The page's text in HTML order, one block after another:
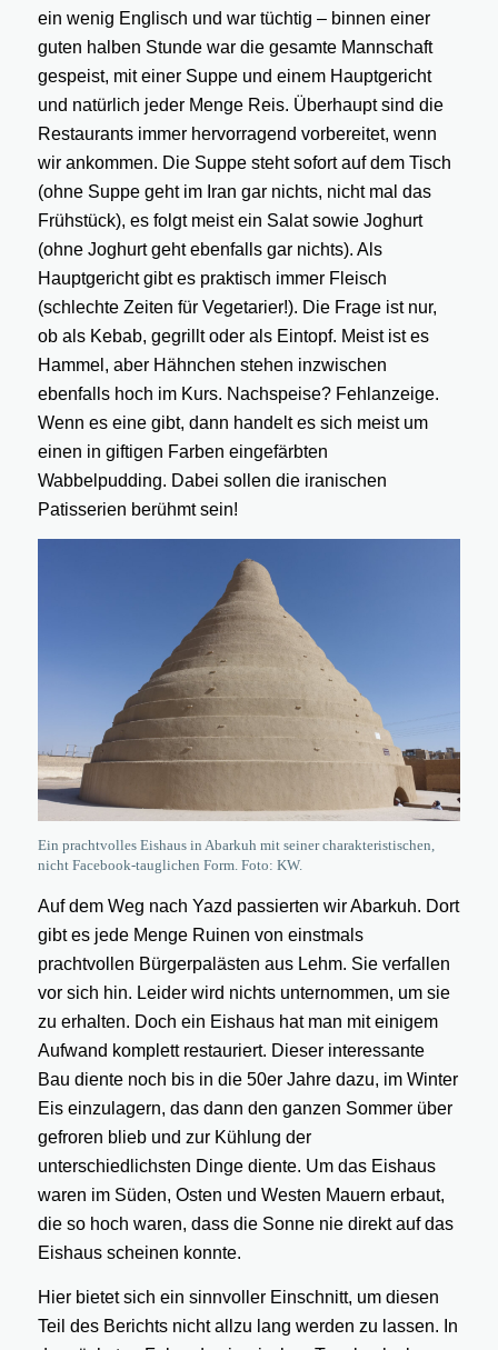
ein wenig Englisch und war tüchtig – binnen einer
guten halben Stunde war die gesamte Mannschaft
gespeist, mit einer Suppe und einem Hauptgericht
und natürlich jeder Menge Reis. Überhaupt sind die
Restaurants immer hervorragend vorbereitet, wenn
wir ankommen. Die Suppe steht sofort auf dem Tisch
(ohne Suppe geht im Iran gar nichts, nicht mal das
Frühstück), es folgt meist ein Salat sowie Joghurt
(ohne Joghurt geht ebenfalls gar nichts). Als
Hauptgericht gibt es praktisch immer Fleisch
(schlechte Zeiten für Vegetarier!). Die Frage ist nur,
ob als Kebab, gegrillt oder als Eintopf. Meist ist es
Hammel, aber Hähnchen stehen inzwischen
ebenfalls hoch im Kurs. Nachspeise? Fehlanzeige.
Wenn es eine gibt, dann handelt es sich meist um
einen in giftigen Farben eingefärbten
Wabbelpudding. Dabei sollen die iranischen
Patisserien berühmt sein!
Ein prachtvolles Eishaus in Abarkuh mit seiner charakteristischen,
nicht Facebook-tauglichen Form. Foto: KW.
Auf dem Weg nach Yazd passierten wir Abarkuh. Dort
gibt es jede Menge Ruinen von einstmals
prachtvollen Bürgerpalästen aus Lehm. Sie verfallen
vor sich hin. Leider wird nichts unternommen, um sie
zu erhalten. Doch ein Eishaus hat man mit einigem
Aufwand komplett restauriert. Dieser interessante
Bau diente noch bis in die 50er Jahre dazu, im Winter
Eis einzulagern, das dann den ganzen Sommer über
gefroren blieb und zur Kühlung der
unterschiedlichsten Dinge diente. Um das Eishaus
waren im Süden, Osten und Westen Mauern erbaut,
die so hoch waren, dass die Sonne nie direkt auf das
Eishaus scheinen konnte.
Hier bietet sich ein sinnvoller Einschnitt, um diesen
Teil des Berichts nicht allzu lang werden zu lassen. In